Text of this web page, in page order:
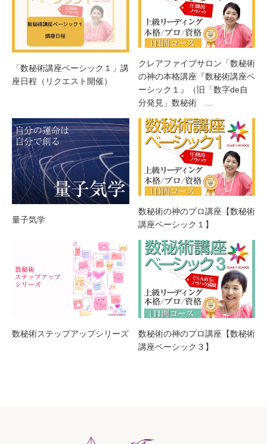
「数秘術講座ベーシック１」講
座日程（リクエスト開催）
クレアファイブサロン「数秘術
の神の本格講座『数秘術講座ベ
ーシック１』（旧「数字de自
分発見」数秘術 …
量子気学
数秘術の神のプロ講座【数秘術
講座ベーシック１】
数秘術ステップアップシリーズ
数秘術の神のプロ講座【数秘術
講座ベーシック３】